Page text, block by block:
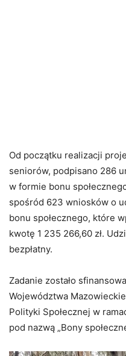
Od początku realizacji
seniorów, podpisano 286
w formie bonu
spośród 623 wniosków o
bonu społecznego, które
kwotę 1 235 266,60 zł.
bezpłatny.
Zadanie zostało
Województwa
Polityki Społecznej w
pod nazwą „Bony